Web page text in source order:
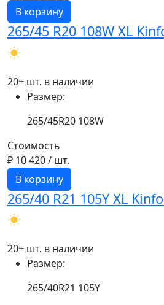
В корзину
265/45 R20 108W XL
20+ шт. в наличии
Размер:
265/45R20 108W
Стоимость
₽ 10 420/ шт.
В корзину
265/40 R21 105Y XL
20+ шт. в наличии
Размер:
265/40R21 105Y